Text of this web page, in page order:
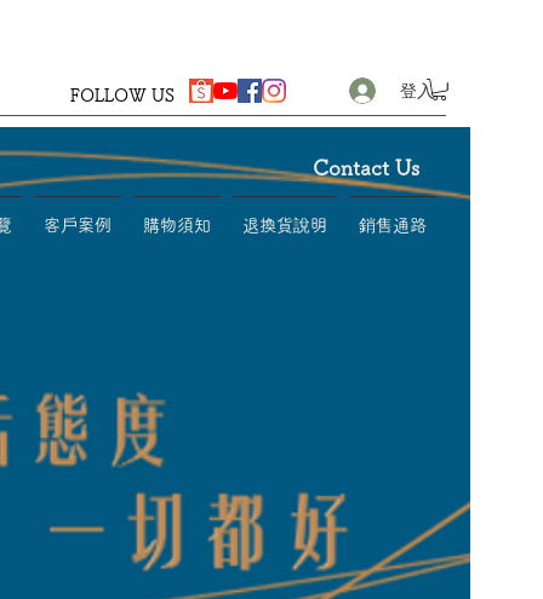
FOLLOW US 登入
Contact Us
客戶案例 購物須知 退換貨說明 銷售通路